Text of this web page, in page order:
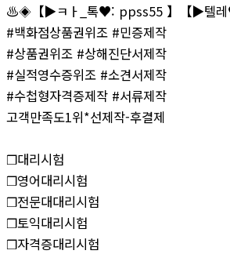
♨️◈【▶ㅋㅏ_톡♥: ppss55 】【▶텔
#백화점상품권위조 #민증제작
#상품권위조 #상해진단서제작
#실적영수증위조 #소견서제작
#수첩형자격증제작 #서류제작
고객만족도1위*선제작-후결제
❒대리시험
❒영어대리시험
❒전문대대리시험
❒토익대리시험
❒자격증대리시험